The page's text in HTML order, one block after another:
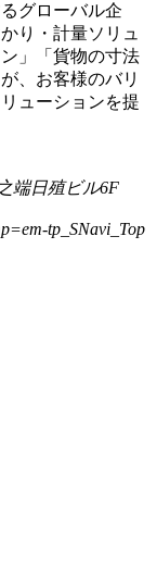
グローバル企
り・計量ソリュ
」「貨物の寸法
、お客様のバリ
ューションを提
端日殖ビル6F
tp_SNavi_Top